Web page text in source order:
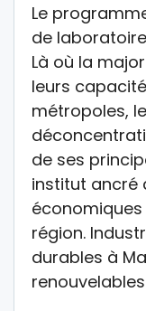
Le
de
Là où la
leurs
métropoles,
de ses
institut ancré
région.
durables à